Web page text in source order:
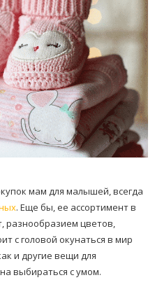
мам для малышей, всегда
. Еще бы, ее ассортимент в
разнообразием цветов,
с головой окунаться в мир
и другие вещи для
выбираться с умом.